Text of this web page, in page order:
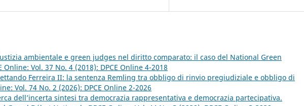
ambientale e green judges nel diritto comparato: il caso del National Green
Online: Vol. 37 No. 4 (2018): DPCE Online 4-2018
Ferreira II: la sentenza Remling tra obbligo di rinvio pregiudiziale e obbligo di
Vol. 74 No. 2 (2026): DPCE Online 2-2026
dell’incerta sintesi tra democrazia rappresentativa e democrazia partecipativa.